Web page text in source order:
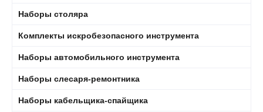
Наборы столяра
Комплекты искробезопасного инструмента
Наборы автомобильного инструмента
Наборы слесаря-ремонтника
Наборы кабельщика-спайщика